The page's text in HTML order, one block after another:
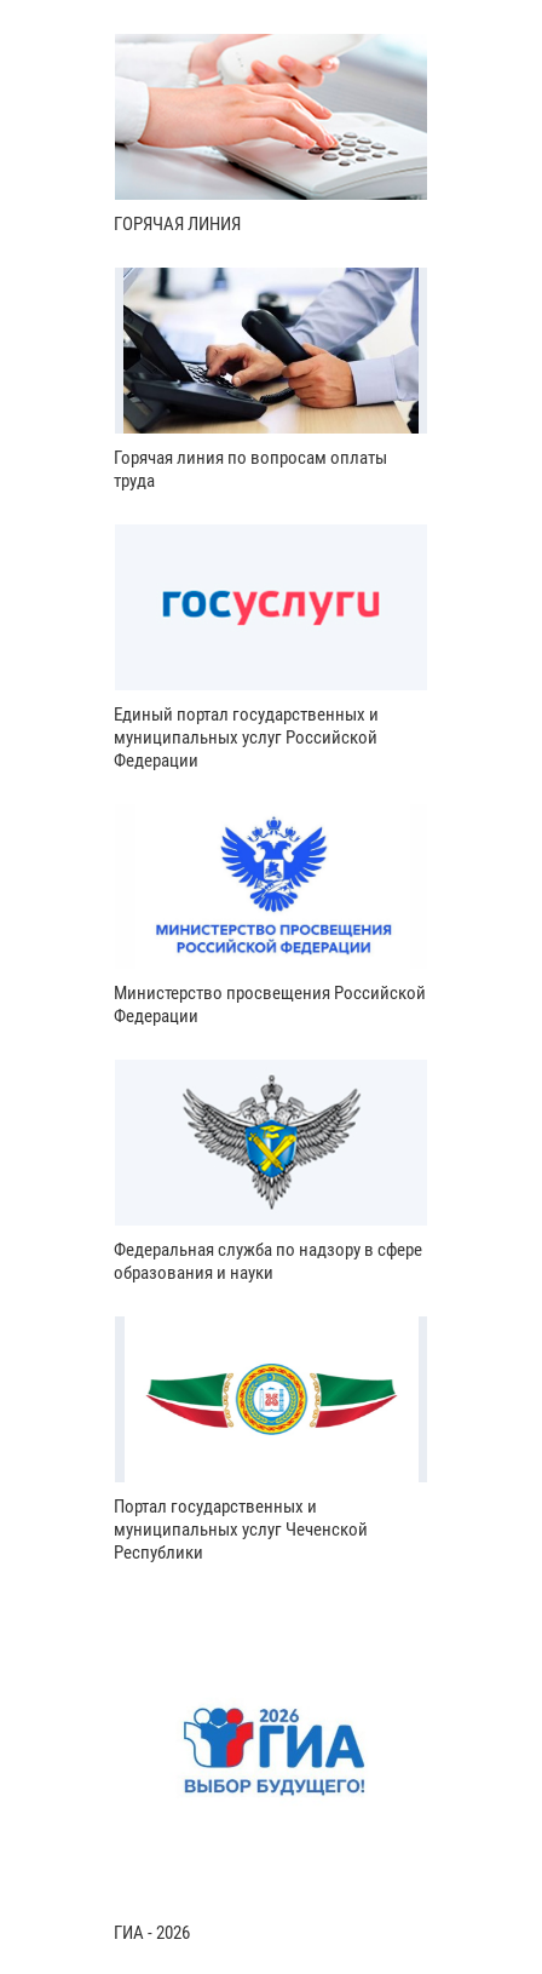
ГОРЯЧАЯ ЛИНИЯ
Горячая линия по вопросам оплаты
труда
Единый портал государственных и
муниципальных услуг Российской
Федерации
Министерство просвещения Российской
Федерации
Федеральная служба по надзору в сфере
образования и науки
Портал государственных и
муниципальных услуг Чеченской
Республики
ГИА - 2026